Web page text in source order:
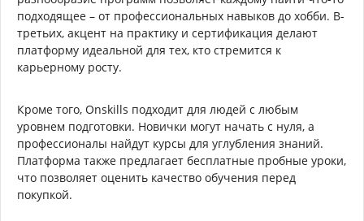
подходящее – от профессиональных навыков до хобби. В-
третьих, акцент на практику и сертификация делают
платформу идеальной для тех, кто стремится к
карьерному росту.
Кроме того, Onskills подходит для людей с любым
уровнем подготовки. Новички могут начать с нуля, а
профессионалы найдут курсы для углубления знаний.
Платформа также предлагает бесплатные пробные уроки,
что позволяет оценить качество обучения перед
покупкой.